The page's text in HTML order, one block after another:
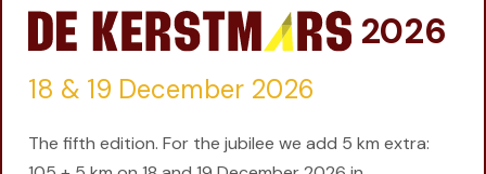
Samenwerken
In de media
2026
18 & 19 December 2026
The fifth edition. For the jubilee we add 5 km extra: